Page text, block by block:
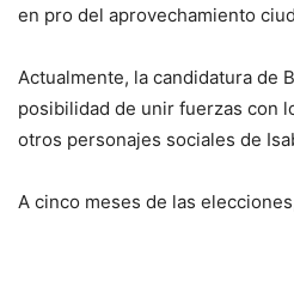
en pro del aprovechamiento
Actualmente, la candidatura de
posibilidad de unir fuerzas con
otros personajes sociales de
A cinco meses de las